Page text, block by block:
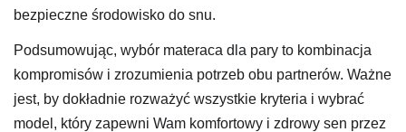
bezpieczne środowisko do snu.
Podsumowując, wybór materaca dla pary to kombinacja
kompromisów i zrozumienia potrzeb obu partnerów. Ważne
jest, by dokładnie rozważyć wszystkie kryteria i wybrać
model, który zapewni Wam komfortowy i zdrowy sen przez